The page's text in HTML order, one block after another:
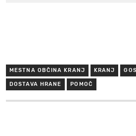
MESTNA OBČINA KRANJ KRANJ
DOSTAVA HRANE POMOČ